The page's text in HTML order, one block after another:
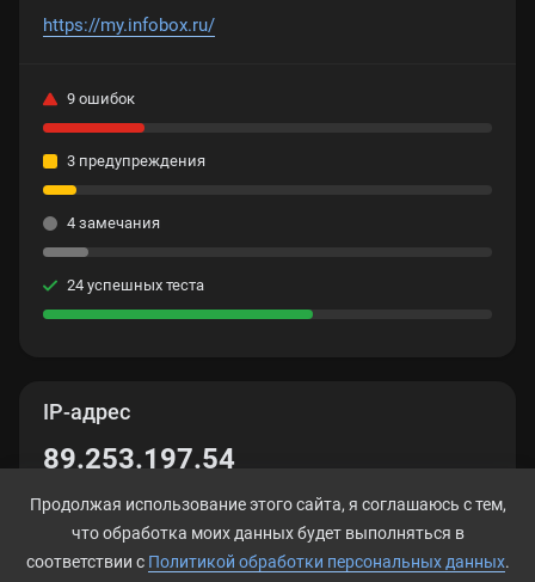
IP-адрес
89.253.197.54
https://my.infobox.ru/
9 ошибок
3 предупреждения
4 замечания
24 успешных теста
Продолжая использование этого сайта, я соглашаюсь с тем,
что обработка моих данных будет выполняться в
соответствии с Политикой обработки персональных данных.